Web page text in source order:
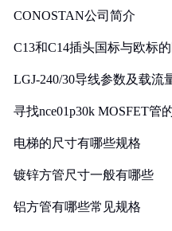
CONOSTAN公司简介
C13和C14插头国标与欧标
LGJ-240/30导线参数及载流
寻找nce01p30k MOSFET管
电梯的尺寸有哪些规格
镀锌方管尺寸一般有哪些
铝方管有哪些常见规格